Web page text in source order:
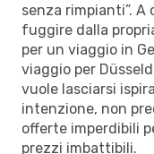
senza rimpianti”.
fuggire dalla
per un viaggio in
viaggio per
vuole lasciarsi
intenzione, non
offerte imperdibili
prezzi imbattibili.